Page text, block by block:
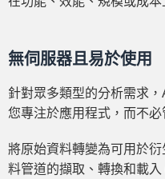
無伺服器且易於使用
針對眾多類型的分析需求
您專注於應用程式，而不必
將原始資料轉變為可用於
料管道的擷取、轉換和載